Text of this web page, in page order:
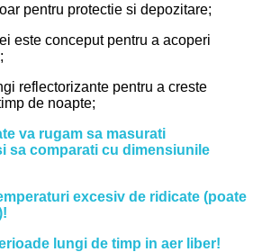
pentru protectie si depozitare;
este conceput pentru a acoperi
reflectorizante pentru a creste
de noapte;
va rugam sa masurati
sa comparati cu dimensiunile
excesiv de ridicate (poate
lungi de timp in aer liber!